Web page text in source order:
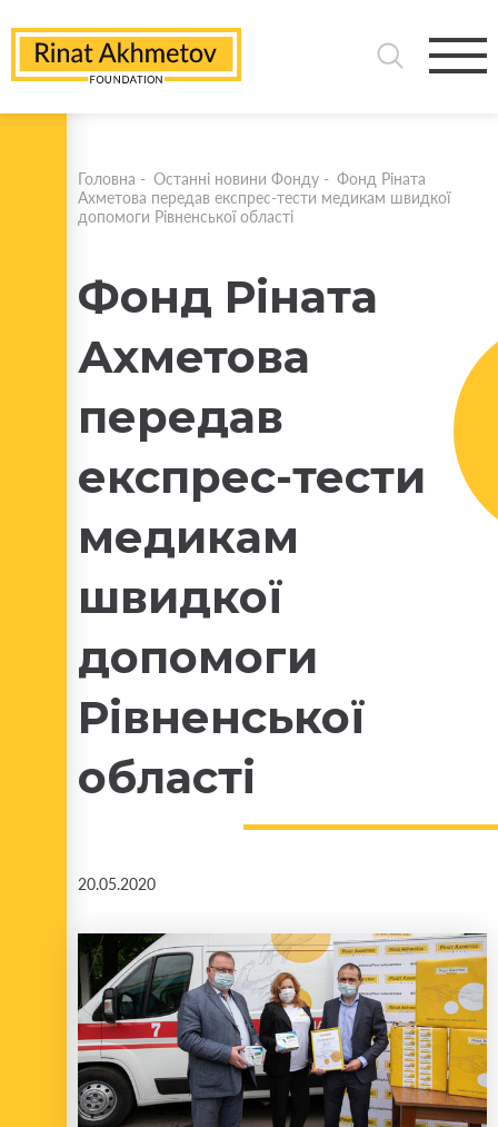
Головна - Останні новини Фонду - Фонд Ріната
Ахметова передав експрес-тести медикам швидкої
допомоги Рівненської області
Фонд Ріната
Ахметова
передав
експрес-тести
медикам
швидкої
допомоги
Рівненської
області
20.05.2020